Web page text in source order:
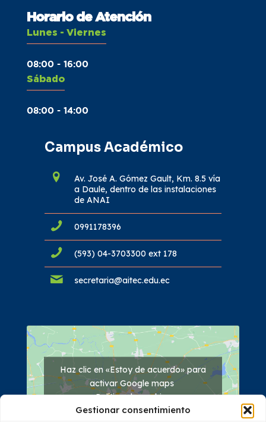
Gestionar consentimiento
Horario de Atención
Lunes - Viernes
08:00 - 16:00
Sábado
08:00 - 14:00
Campus Académico
Av. José A. Gómez Gault, Km. 8.5 vía
a Daule, dentro de las instalaciones
de ANAI
0991178396
(593) 04-3703300 ext 178
secretaria@aitec.edu.ec
Haz clic en «Estoy de acuerdo» para
activar Google maps
Política de cookies